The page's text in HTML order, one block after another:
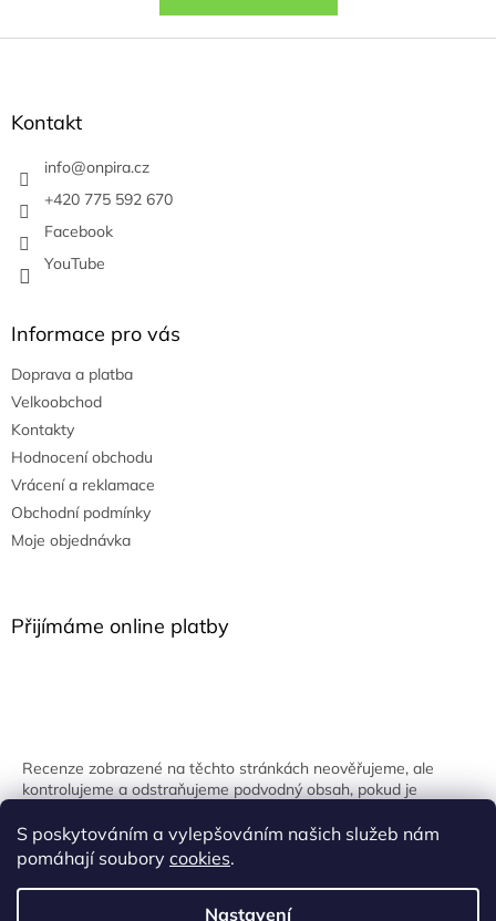
S poskytováním a vylepšováním našich služeb nám
pomáhají soubory cookies.
Nastavení
Z
Kontakt
info@onpira.cz
+420 775 592 670
Facebook
YouTube
Informace pro vás
Doprava a platba
Velkoobchod
Kontakty
Hodnocení obchodu
Vrácení a reklamace
Obchodní podmínky
Moje objednávka
Přijímáme online platby
Recenze zobrazené na těchto stránkách neověřujeme, ale
kontrolujeme a odstraňujeme podvodný obsah, pokud je